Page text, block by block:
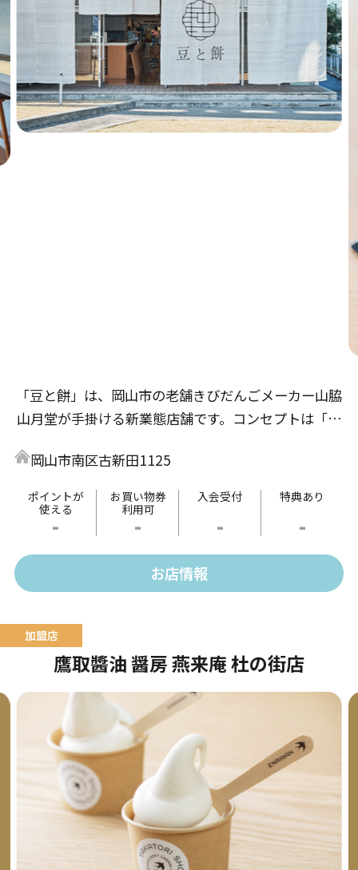
「豆と餅」は、岡山市の老舗きびだんごメーカー山脇
山月堂が手掛ける新業態店舗です。コンセプトは「気
け、食事メニューは岡山市で半世紀以上続く「増田豆
富店」とのコラボレーション。揚げ出し豆富や豆富丼
等、ヘルシーかつボリュームたっぷりのお食事をご提
供します。
岡山市南区古新田1125
ポイントが
使える
-
お買い物券
利用可
-
入会受付
-
特典あり
-
お店情報
鷹取醬油 醤房 燕来庵 杜の街店